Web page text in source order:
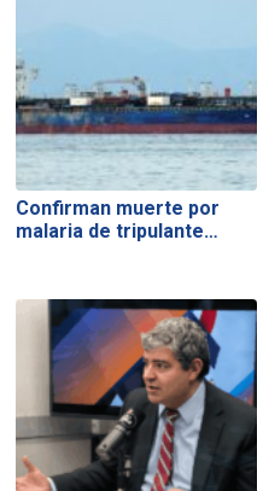
Confirman muerte por
malaria de tripulante…